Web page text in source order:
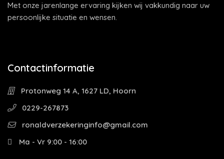
Met onze jarenlange ervaring kijken wij vakkundig naar uw
persoonlijke situatie en wensen.
Contactinformatie
Protonweg 14 A, 1627 LD, Hoorn
0229-267873
ronaldverzekeringinfo@gmail.com
Ma - Vr 9:00 - 16:00